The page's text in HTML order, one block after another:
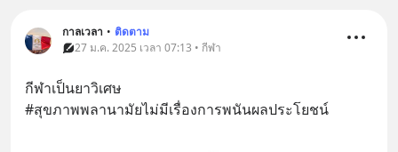
กาลเวลา • ติดตาม
27 ม.ค. 2025 เวลา 07:13 • กีฬา
กีฬาเป็นยาวิเศษ
#สุขภาพพลานามัยไม่มีเรื่องการพนันผลประโยชน์